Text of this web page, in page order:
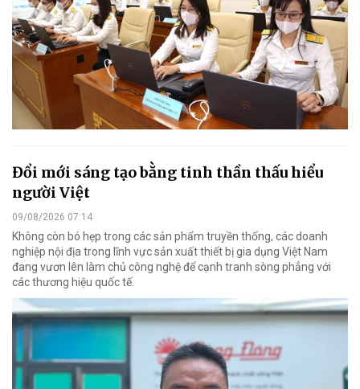
Đổi mới sáng tạo bằng tinh thần thấu hiểu
người Việt
09/08/2026 07:14
Không còn bó hẹp trong các sản phẩm truyền thống, các doanh
nghiệp nội địa trong lĩnh vực sản xuất thiết bị gia dụng Việt Nam
đang vươn lên làm chủ công nghệ để cạnh tranh sòng phẳng với
các thương hiệu quốc tế.